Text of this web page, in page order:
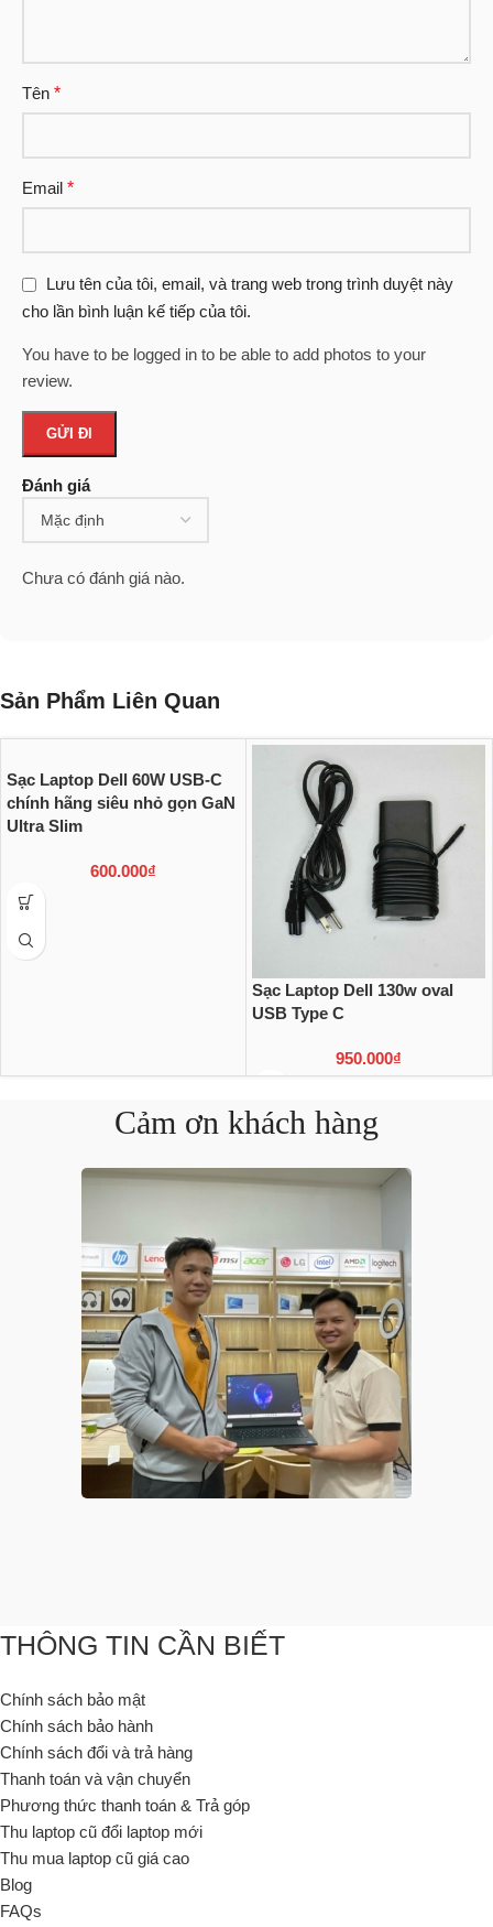
Đánh giá
Chưa có đánh giá nào.
Tên *
Email *
Lưu tên của tôi, email, và trang web trong trình duyệt này
cho lần bình luận kế tiếp của tôi.
You have to be logged in to be able to add photos to your
review.
Sản Phẩm Liên Quan
Sạc Laptop Dell 60W USB-C
chính hãng siêu nhỏ gọn GaN
Ultra Slim
600.000₫
Sạc Laptop Dell 130w oval
USB Type C
950.000₫
Cảm ơn khách hàng
THÔNG TIN CẦN BIẾT
Chính sách bảo mật
Chính sách bảo hành
Chính sách đổi và trả hàng
Thanh toán và vận chuyển
Phương thức thanh toán & Trả góp
Thu laptop cũ đổi laptop mới
Thu mua laptop cũ giá cao
Blog
FAQs